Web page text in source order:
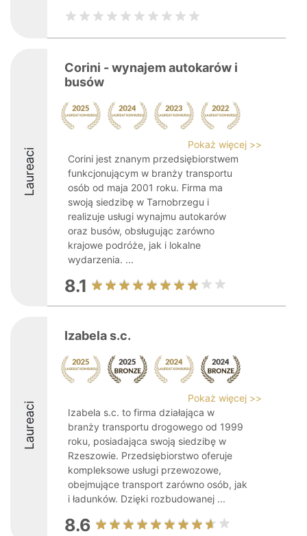
Laureaci
Corini - wynajem autokarów i
busów
Pokaż więcej >>
Corini jest znanym przedsiębiorstwem
funkcjonującym w branży transportu
osób od maja 2001 roku. Firma ma
swoją siedzibę w Tarnobrzegu i
realizuje usługi wynajmu autokarów
oraz busów, obsługując zarówno
krajowe podróże, jak i lokalne
wydarzenia. ...
8.1
Laureaci
Izabela s.c.
Pokaż więcej >>
Izabela s.c. to firma działająca w
branży transportu drogowego od 1999
roku, posiadająca swoją siedzibę w
Rzeszowie. Przedsiębiorstwo oferuje
kompleksowe usługi przewozowe,
obejmujące transport zarówno osób, jak
i ładunków. Dzięki rozbudowanej ...
8.6